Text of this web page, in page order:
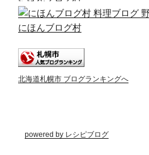
にほんブログ村
北海道札幌市 ブログランキングへ
powered by レシピブログ